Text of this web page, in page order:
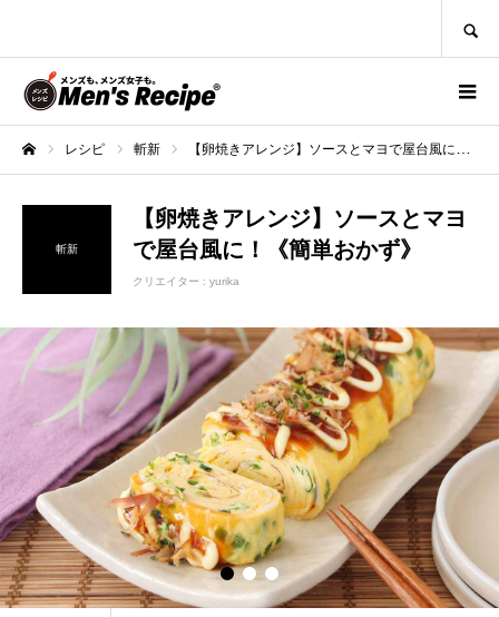
レシピ 斬新 【卵焼きアレンジ】ソースとマヨで屋台風に！《簡単おかず》
斬新
【卵焼きアレンジ】ソースとマヨ
で屋台風に！《簡単おかず》
クリエイター : yurika